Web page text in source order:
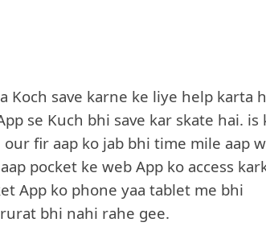
Koch save karne ke liye help karta
se Kuch bhi save kar skate hai. is
fir aap ko jab bhi time mile aap
pocket ke web App ko access
App ko phone yaa tablet me bhi
bhi nahi rahe gee.